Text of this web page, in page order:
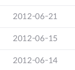
재개발
재정비촉진
지구단위계획
석면해체·제거일정
청량리 중심지 육성
도시디자인
2012-06-21
2012-06-15
2012-06-14